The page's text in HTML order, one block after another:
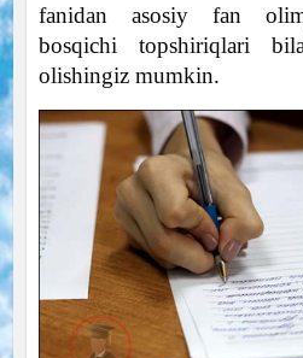
fanidan asosiy fan
bosqichi topshiriqlari
olishingiz mumkin.